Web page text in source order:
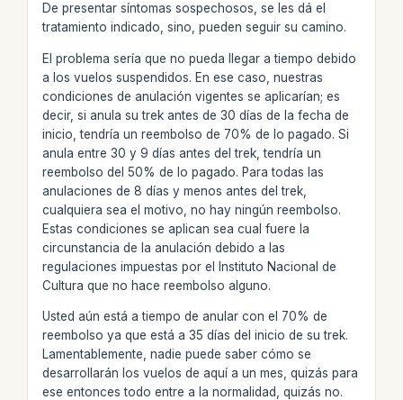
De presentar síntomas sospechosos, se les dá el
tratamiento indicado, sino, pueden seguir su camino.
El problema sería que no pueda llegar a tiempo debido
a los vuelos suspendidos. En ese caso, nuestras
condiciones de anulación vigentes se aplicarían; es
decir, si anula su trek antes de 30 días de la fecha de
inicio, tendría un reembolso de 70% de lo pagado. Si
anula entre 30 y 9 días antes del trek, tendría un
reembolso del 50% de lo pagado. Para todas las
anulaciones de 8 días y menos antes del trek,
cualquiera sea el motivo, no hay ningún reembolso.
Estas condiciones se aplican sea cual fuere la
circunstancia de la anulación debido a las
regulaciones impuestas por el Instituto Nacional de
Cultura que no hace reembolso alguno.
Usted aún está a tiempo de anular con el 70% de
reembolso ya que está a 35 días del inicio de su trek.
Lamentablemente, nadie puede saber cómo se
desarrollarán los vuelos de aquí a un mes, quizás para
ese entonces todo entre a la normalidad, quizás no.